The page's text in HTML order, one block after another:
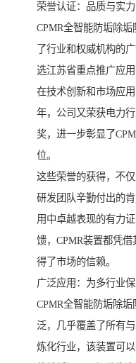
荣誉认证：品质与实
CPMR全智能防垢除
了行业和权威机构的
选江苏省重点推广应
在技术创新和市场应
年，公司又荣获电力
奖，进一步彰显了
位。
这些荣誉的获得，不
研发团队辛勤付出的
用中卓越表现的有力
馈，CPMR装置都凭
得了市场的信赖。
广泛应用：为多行业
CPMR全智能防垢除
泛，几乎覆盖了所有
炼化行业，该装置可